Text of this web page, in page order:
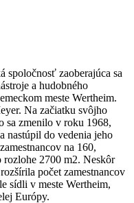
spoločnosť zaoberajúca sa
a hudobného
meste Wertheim.
Na začiatku svôjho
sa zmenilo v roku 1968,
nastúpil do vedenia jeho
na 160,
2700 m2. Neskôr
počet zamestnancov
sídli v meste Wertheim,
Európy.